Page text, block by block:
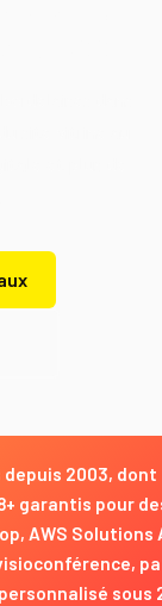
depuis 2003,
garantis pour
AWS